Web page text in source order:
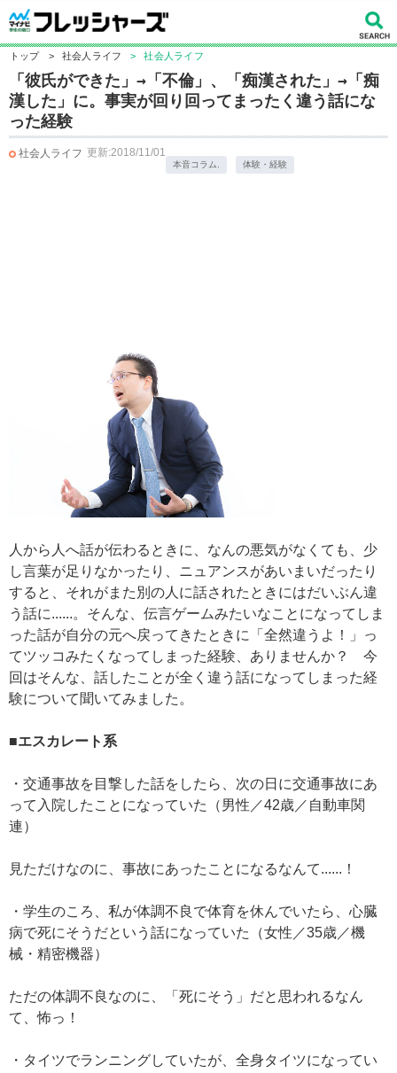
トップ > 社会人ライフ > 社会人ライフ
「彼氏ができた」→「不倫」、「痴漢された」→「痴
漢した」に。事実が回り回ってまったく違う話にな
った経験
社会人ライフ 更新:2018/11/01
本音コラム. 体験・経験
人から人へ話が伝わるときに、なんの悪気がなくても、少
し言葉が足りなかったり、ニュアンスがあいまいだったり
すると、それがまた別の人に話されたときにはだいぶん違
う話に......。そんな、伝言ゲームみたいなことになってしま
った話が自分の元へ戻ってきたときに「全然違うよ！」っ
てツッコみたくなってしまった経験、ありませんか？ 今
回はそんな、話したことが全く違う話になってしまった経
験について聞いてみました。
■エスカレート系
・交通事故を目撃した話をしたら、次の日に交通事故にあ
って入院したことになっていた（男性／42歳／自動車関
連）
見ただけなのに、事故にあったことになるなんて......！
・学生のころ、私が体調不良で体育を休んでいたら、心臓
病で死にそうだという話になっていた（女性／35歳／機
械・精密機器）
ただの体調不良なのに、「死にそう」だと思われるなん
て、怖っ！
・タイツでランニングしていたが、全身タイツになってい